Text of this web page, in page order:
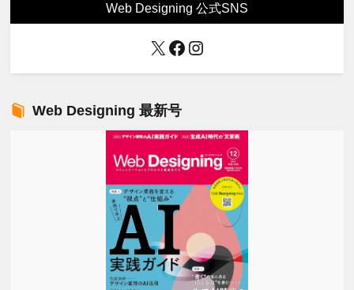
Web Designing 公式SNS
X Facebook
Instagram
Web Designing 最新号